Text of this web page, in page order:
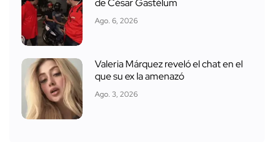
de César Gastélum
Ago. 6, 2026
Valeria Márquez reveló el chat en el
que su ex la amenazó
Ago. 3, 2026